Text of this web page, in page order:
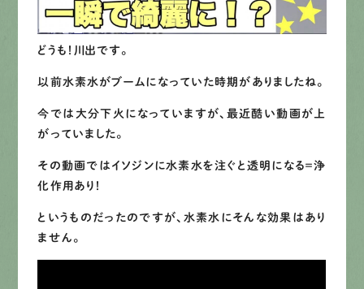
有資格者が、
0120-44-2605
営業時間 8:00−18:00 ｜
LINEでお手軽相談
どうも！川出です。
以前水素水がブームになっていた時期がありましたね。
今では大分下火になっていますが、最近酷い動画が上
がっていました。
その動画ではイソジンに水素水を注ぐと透明になる＝浄
化作用あり！
というものだったのですが、水素水にそんな効果はあり
ません。